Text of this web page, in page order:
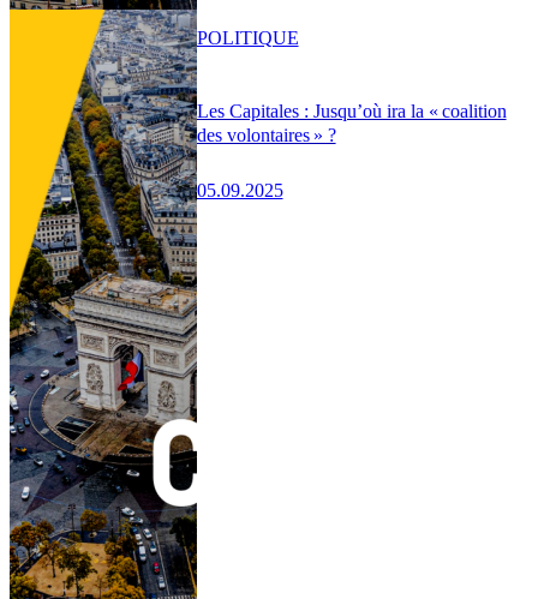
Les Capitales : Jusqu’où ira la « coalition
des volontaires » ?
05.09.2025
POLITIQUE